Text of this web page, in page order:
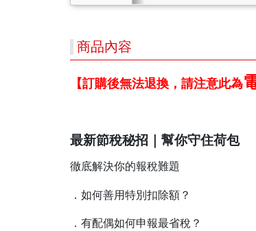
商品內容
【訂購後無法退換，請注意此為
最新節稅秘招｜幫你守住荷包
徹底解決你的報稅難題
．如何善用特別扣除額？
．有配偶如何申報最省稅？